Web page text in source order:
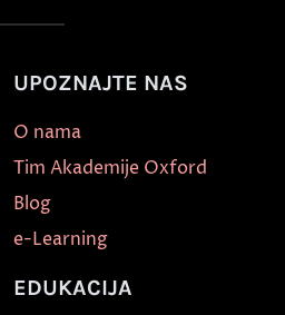
UPOZNAJTE NAS
O nama
Tim Akademije Oxford
Blog
e-Learning
EDUKACIJA